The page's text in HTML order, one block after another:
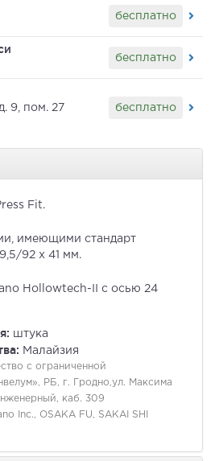
бесплатно
бесплатно
9, пом. 27
бесплатно
Fit.
имеющими стандарт
92 x 41 мм.
Hollowtech-II с осью 24
штука
Малайзия
с ограниченной
РБ, г. Гродно,ул. Максима
каб. 309
Inc., OSAKA FU, SAKAI SHI